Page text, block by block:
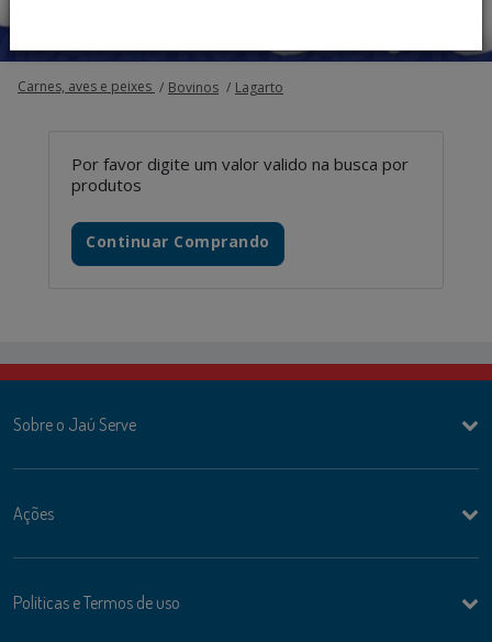
Carnes, aves e peixes Bovinos Lagarto
Por favor digite um valor valido na busca por
produtos
Continuar Comprando
Sobre o Jaú Serve
Ações
Politicas e Termos de uso